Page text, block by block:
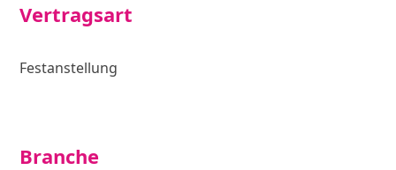
Vertragsart
Festanstellung
Branche